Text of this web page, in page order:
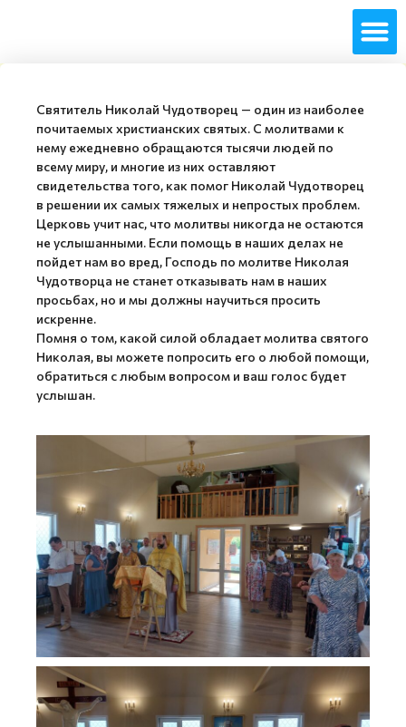
Святитель Николай Чудотворец — один из наиболее
почитаемых христианских святых. С молитвами к
нему ежедневно обращаются тысячи людей по
всему миру, и многие из них оставляют
свидетельства того, как помог Николай Чудотворец
в решении их самых тяжелых и непростых проблем.
Церковь учит нас, что молитвы никогда не остаются
не услышанными. Если помощь в наших делах не
пойдет нам во вред, Господь по молитве Николая
Чудотворца не станет отказывать нам в наших
просьбах, но и мы должны научиться просить
искренне.
Помня о том, какой силой обладает молитва святого
Николая, вы можете попросить его о любой помощи,
обратиться с любым вопросом и ваш голос будет
услышан.